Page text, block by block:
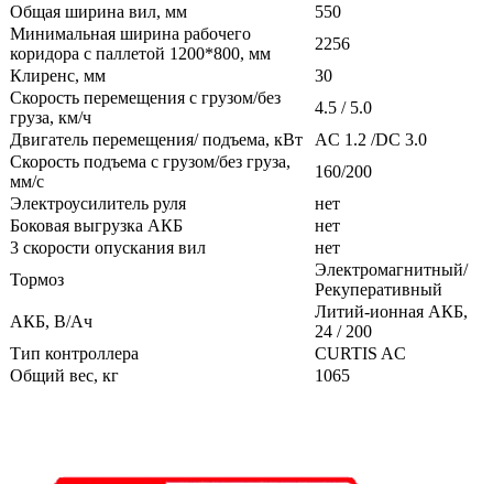
Общая ширина вил, мм
550
Минимальная ширина рабочего
коридора с паллетой 1200*800, мм
2256
Клиренс, мм
30
Скорость перемещения с грузом/без
груза, км/ч
4.5 / 5.0
Двигатель перемещения/ подъема, кВт
AC 1.2 /DC 3.0
Скорость подъема с грузом/без груза,
мм/с
160/200
Электроусилитель руля
нет
Боковая выгрузка АКБ
нет
3 скорости опускания вил
нет
Тормоз
Электромагнитный/
Рекуперативный
АКБ, В/Ач
Литий-ионная АКБ,
24 / 200
Тип контроллера
CURTIS AC
Общий вес, кг
1065